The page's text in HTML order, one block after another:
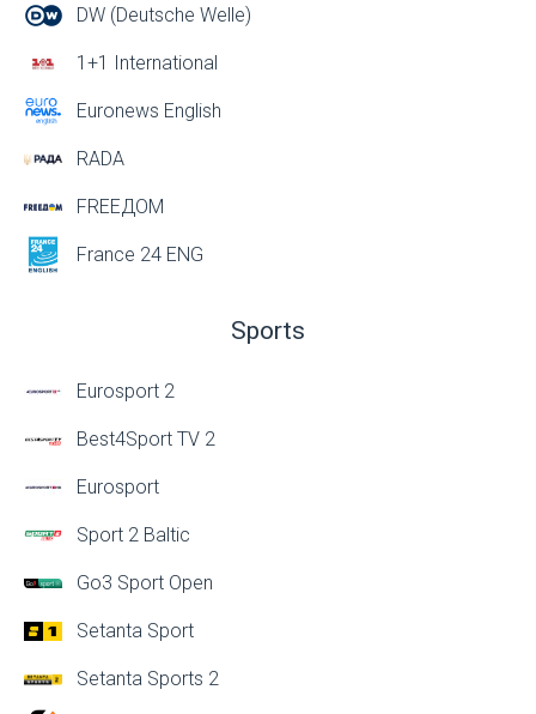
DW (Deutsche Welle)
1+1 International
Euronews English
RADA
FREEДОМ
France 24 ENG
Sports
Eurosport 2
Best4Sport TV 2
Eurosport
Sport 2 Baltic
Go3 Sport Open
Setanta Sport
Setanta Sports 2